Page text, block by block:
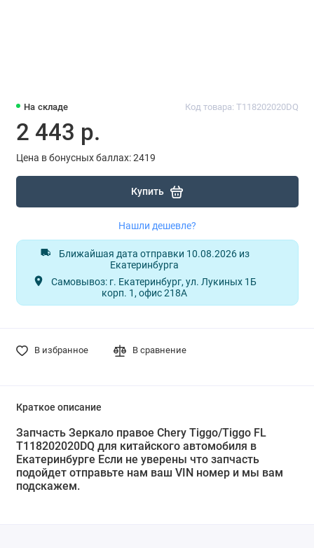
На складе Код товара: T118202020DQ
2 443 р.
Цена в бонусных баллах: 2419
Купить
Нашли дешевле?
Ближайшая дата отправки 10.08.2026 из
Екатеринбурга
Самовывоз: г. Екатеринбург, ул. Лукиных 1Б
корп. 1, офис 218А
В избранное В сравнение
Краткое описание
Запчасть Зеркало правое Chery Tiggo/Tiggo FL
T118202020DQ для китайского автомобиля в
Екатеринбурге Если не уверены что запчасть
подойдет отправьте нам ваш VIN номер и мы вам
подскажем.